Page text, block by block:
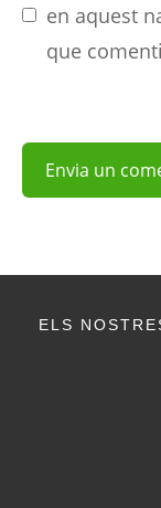
en aquest
que
ELS